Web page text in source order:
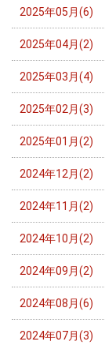
2025年05月(6)
2025年04月(2)
2025年03月(4)
2025年02月(3)
2025年01月(2)
2024年12月(2)
2024年11月(2)
2024年10月(2)
2024年09月(2)
2024年08月(6)
2024年07月(3)